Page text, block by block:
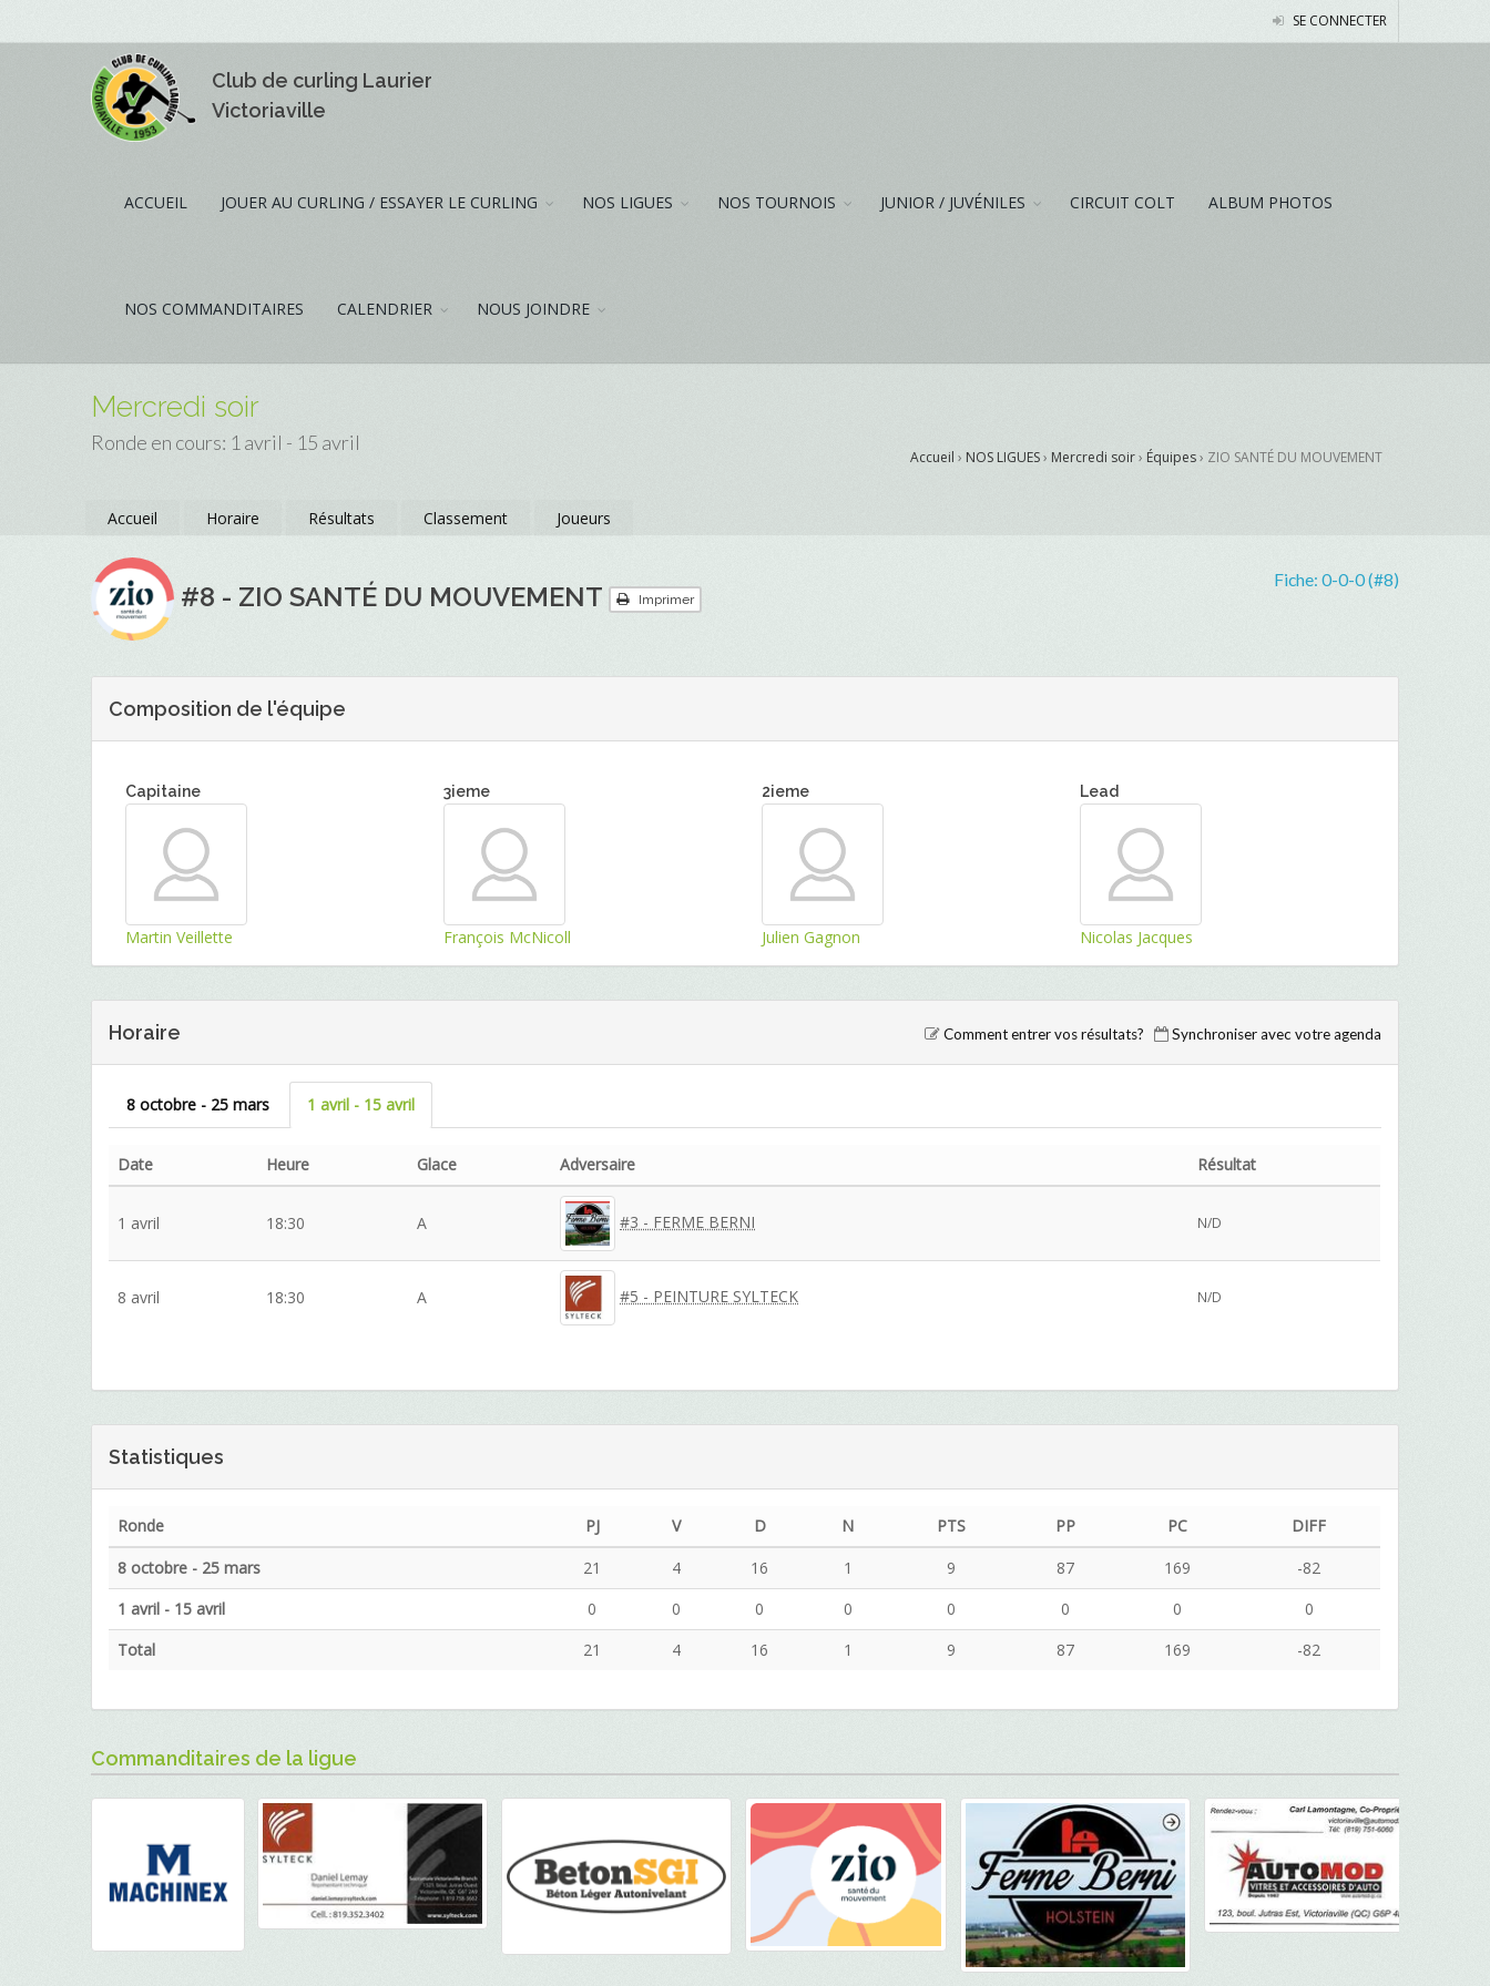
SE CONNECTER
Club de curling Laurier
Victoriaville
ACCUEIL JOUER AU CURLING / ESSAYER LE CURLING NOS LIGUES NOS TOURNOIS JUNIOR / JUVÉNILES CIRCUIT COLT ALBUM PHOTOS
NOS COMMANDITAIRES CALENDRIER NOUS JOINDRE
Mercredi soir
Ronde en cours: 1 avril - 15 avril
Accueil › NOS LIGUES› Mercredi soir› Équipes› ZIO SANTÉ DU MOUVEMENT
Accueil Horaire Résultats Classement Joueurs
#8 - ZIO SANTÉ DU MOUVEMENT Imprimer
Fiche: 0-0-0 (#8)
Composition de l'équipe
Capitaine
Martin Veillette
3ieme
François McNicoll
2ieme
Julien Gagnon
Lead
Nicolas Jacques
Horaire Comment entrer vos résultats? Synchroniser avec votre agenda
8 octobre - 25 mars 1 avril - 15 avril
Date Heure Glace Adversaire Résultat
1 avril 18:30 A #3 - FERME BERNI N/D
8 avril 18:30 A #5 - PEINTURE SYLTECK N/D
Statistiques
Ronde PJ V D N PTS PP PC
DIFF
8 octobre - 25 mars
21 4 16 1 9 87 169
-82
1 avril - 15 avril
0 0 0 0 0 0 0
0
Total
21 4 16 1 9 87 169 -82
Commanditaires de la ligue